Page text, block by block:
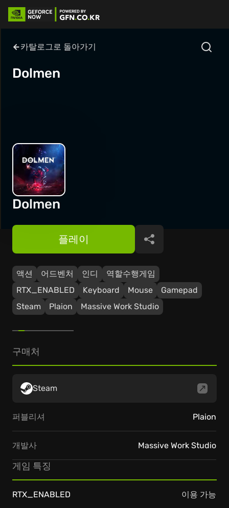
카탈로그로 돌아가기
Dolmen
Dolmen
액션 어드벤처 인디
역할수행게임
RTX_ENABLED
Keyboard Mouse
Gamepad
Steam
Plaion Massive Work Studio
플레이 공유
구매처
Steam
퍼블리셔 Plaion
개발사 Massive Work Studio
게임 특징
RTX_ENABLED 이용 가능